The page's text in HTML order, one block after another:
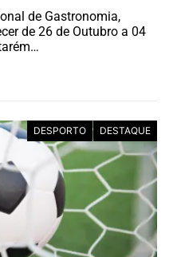
de Gastronomia,
de 26 de Outubro a 04
DESPORTO DESTAQUE